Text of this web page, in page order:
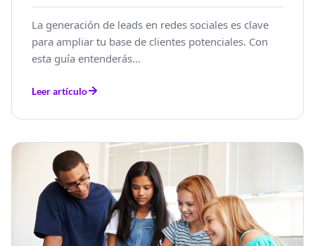
La generación de leads en redes sociales es clave
para ampliar tu base de clientes potenciales. Con
esta guía entenderás...
Leer artículo